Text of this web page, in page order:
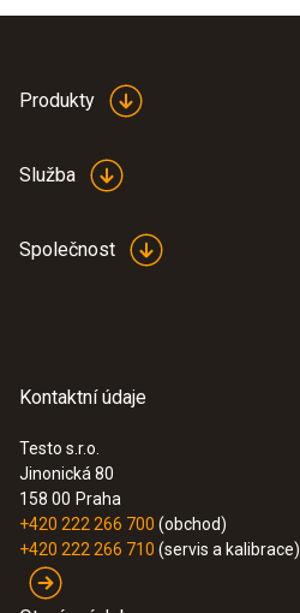
Produkty
Služba
Společnost
Kontaktní údaje
Testo s.r.o.
Jinonická 80
158 00 Praha
+420 222 266 700 (obchod)
+420 222 266 710 (servis a kalibrace)